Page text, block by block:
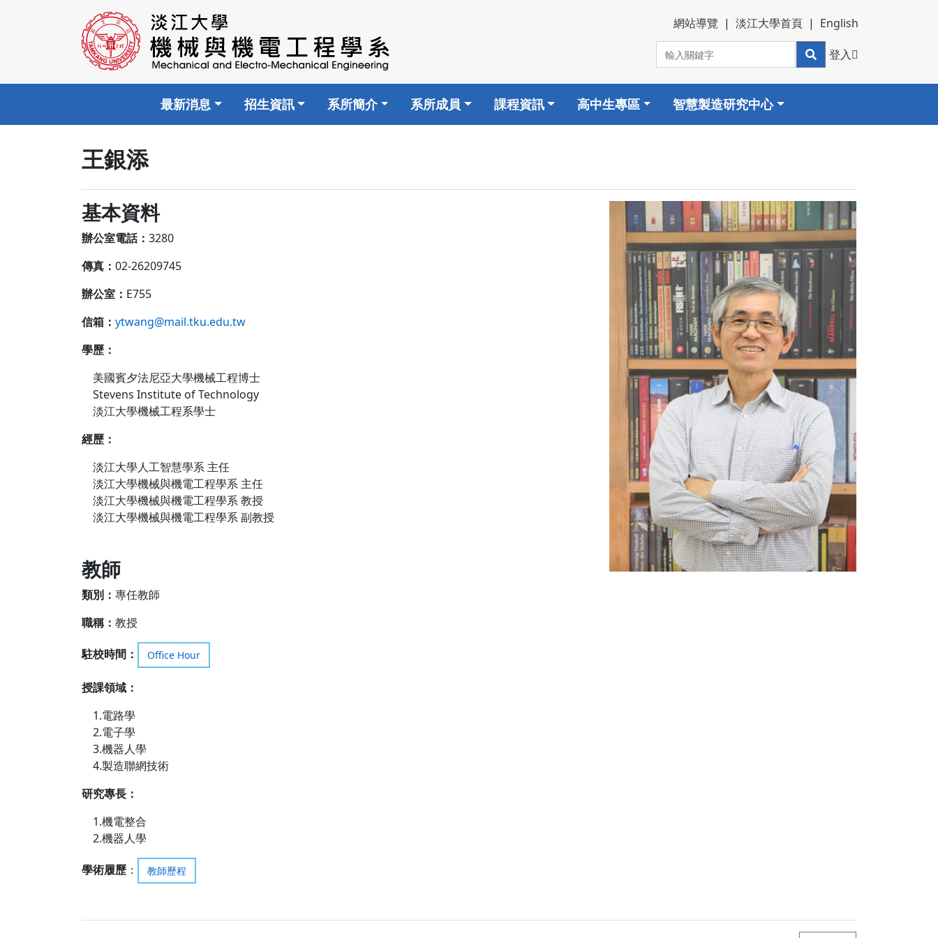
網站導覽 | 淡江大學首頁 | English
登入
最新消息 招生資訊 系所簡介 系所成員 課程資訊 高中生專區 智慧製造研究中心
王銀添
基本資料
辦公室電話： 3280
傳真： 02-26209745
辦公室： E755
信箱： ytwang@mail.tku.edu.tw
學歷：
美國賓夕法尼亞大學機械工程博士
Stevens Institute of Technology
淡江大學機械工程系學士
經歷：
淡江大學人工智慧學系 主任
淡江大學機械與機電工程學系 主任
淡江大學機械與機電工程學系 教授
淡江大學機械與機電工程學系 副教授
教師
類別 ： 專任教師
職稱： 教授
駐校時間： Office Hour
授課領域 ：
1.電路學
2.電子學
3.機器人學
4.製造聯網技術
研究專長 ：
1.機電整合
2.機器人學
學術履歷 ： 教師歷程